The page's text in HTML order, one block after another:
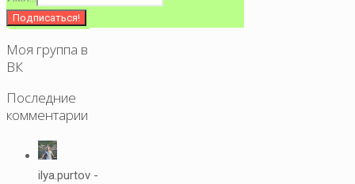
Моя группа в
ВК
Последние
комментарии
ilya.purtov -